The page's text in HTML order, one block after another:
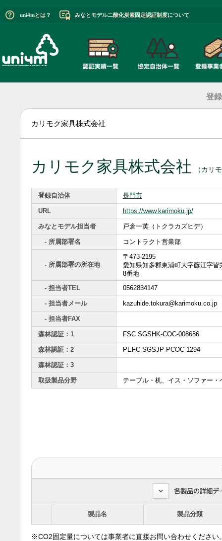
uni4mとは？ みなとモデル二酸化炭素固定認証制度について
登
カリモク家具株式会社
カリモク家具株式会社 （カリ
登録自治体 長門市
URL https://www.karimoku.jp/
みなとモデル担当者 戸倉一英（トクラカズヒデ）
- 所属部署名 コントラクト営業部
- 所属部署の所在地
〒473-2195
愛知県知多郡東浦町大字藤江字皆
8番地
- 担当者TEL
0562834147
- 担当者メール kazuhide.tokura@karimoku.co.jp
- 担当者FAX
森林認証：1 FSC SGSHK-COC-008686
森林認証：2 PEFC SGSJP-PCOC-1294
森林認証：3
取扱製品分野 テーブル・机、イス・ソファー・
製品名 製品分類
※CO2固定量については事業者に直接お問い合わせください